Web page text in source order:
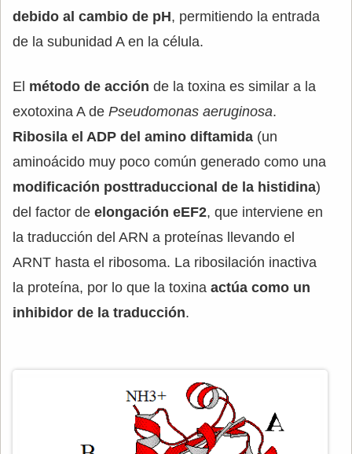
debido al cambio de pH, permitiendo la entrada
de la subunidad A en la célula.
El método de acción de la toxina es similar a la
exotoxina A de Pseudomonas aeruginosa.
Ribosila el ADP del amino diftamida (un
aminoácido muy poco común generado como una
modificación posttraduccional de la histidina)
del factor de elongación eEF2, que interviene en
la traducción del ARN a proteínas llevando el
ARNT hasta el ribosoma. La ribosilación inactiva
la proteína, por lo que la toxina actúa como un
inhibidor de la traducción.